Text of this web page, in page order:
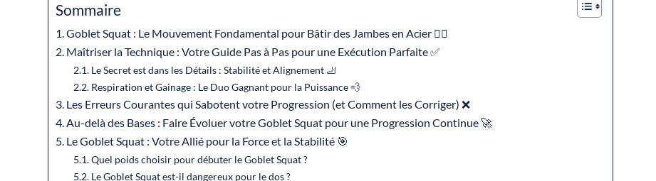
Sommaire
Goblet Squat : Le Mouvement Fondamental pour Bâtir des Jambes en Acier 🏋️‍♂️
Maîtriser la Technique : Votre Guide Pas à Pas pour une Exécution Parfaite ✅
Le Secret est dans les Détails : Stabilité et Alignement 🦶
Respiration et Gainage : Le Duo Gagnant pour la Puissance 💨
Les Erreurs Courantes qui Sabotent votre Progression (et Comment les Corriger) ❌
Au-delà des Bases : Faire Évoluer votre Goblet Squat pour une Progression Continue 🚀
Le Goblet Squat : Votre Allié pour la Force et la Stabilité 🎯
Quel poids choisir pour débuter le Goblet Squat ?
Le Goblet Squat est-il dangereux pour le dos ?